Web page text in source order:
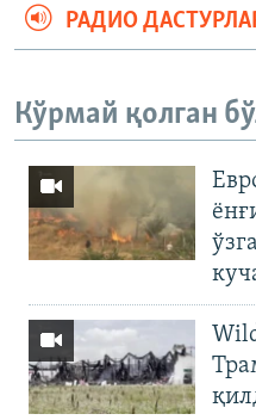
РАДИО
Кўрмай қолган